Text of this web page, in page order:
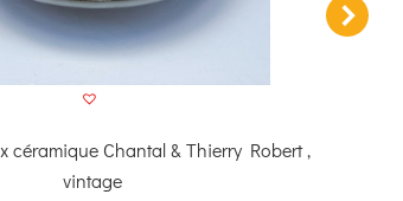
céramique Chantal & Thierry Robert ,
vintage